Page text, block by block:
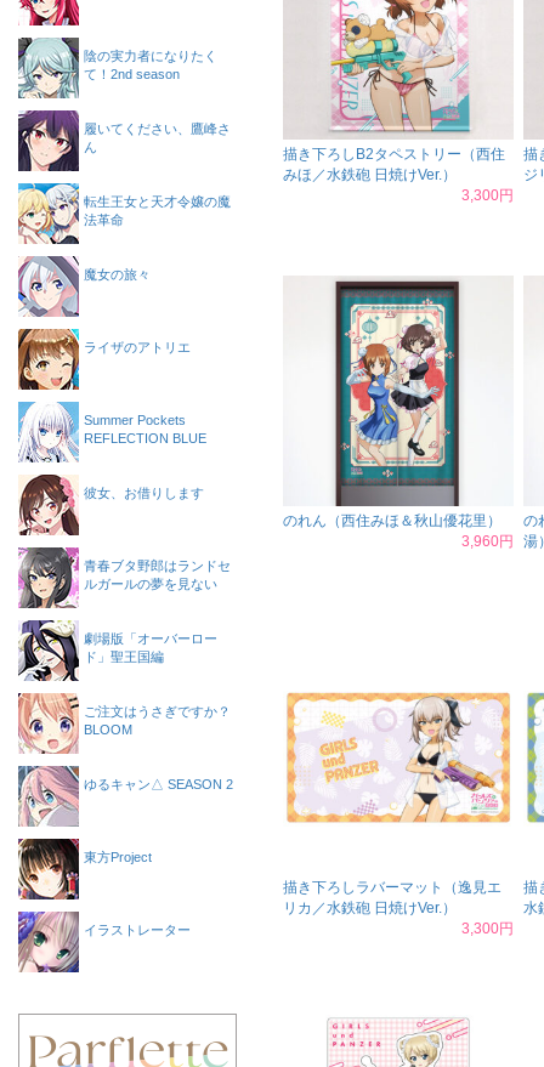
描き下ろしB2タペストリー（西住
みほ／水鉄砲 日焼けVer.）
3,300円
描
ジ
のれん（西住みほ＆秋山優花里）
3,960円
の
湯
描き下ろしラバーマット（逸見エ
リカ／水鉄砲 日焼けVer.）
3,300円
描
水
陰の実力者になりたく
て！2nd season
履いてください、鷹峰さ
ん
転生王女と天才令嬢の魔
法革命
魔女の旅々
ライザのアトリエ
Summer Pockets
REFLECTION BLUE
彼女、お借りします
青春ブタ野郎はランドセ
ルガールの夢を見ない
劇場版「オーバーロー
ド」聖王国編
ご注文はうさぎですか？
BLOOM
ゆるキャン△ SEASON 2
東方Project
イラストレーター